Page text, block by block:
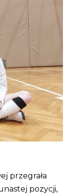
przegrała
pozycji,